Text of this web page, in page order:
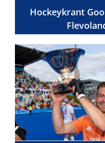
Hockeykrant